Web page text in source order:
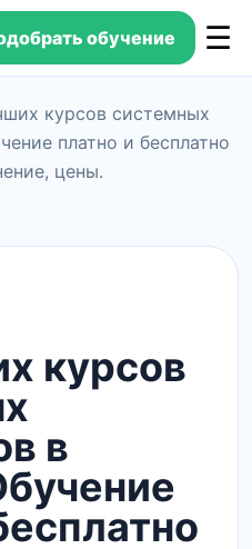
обучение ☰
курсов системных
платно и бесплатно
цены.
курсов
в